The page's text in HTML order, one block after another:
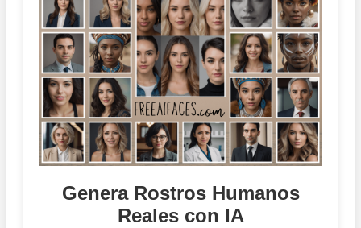
Genera Rostros Humanos
Reales con IA